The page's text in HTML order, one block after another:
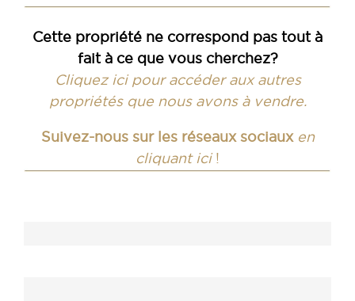
Cette propriété ne correspond pas tout à
fait à ce que vous cherchez?
Cliquez ici pour accéder aux autres
propriétés que nous avons à vendre.
Suivez-nous sur les réseaux sociaux en
cliquant ici!